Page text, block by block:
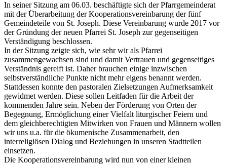
In seiner Sitzung am 06.03. beschäftigte sich der Pfarrgemeinderat
mit der Überarbeitung der Kooperationsvereinbarung der fünf
Gemeindeteile von St. Joseph. Diese Vereinbarung wurde 2017 vor
der Gründung der neuen Pfarrei St. Joseph zur gegenseitigen
Verständigung beschlossen.
In der Sitzung zeigte sich, wie sehr wir als Pfarrei
zusammengewachsen sind und damit Vertrauen und gegenseitiges
Verständnis gereift ist. Daher brauchen einige inzwischen
selbstverständliche Punkte nicht mehr eigens benannt werden.
Stattdessen konnte den pastoralen Zielsetzungen Aufmerksamkeit
gewidmet werden. Diese sollen Leitfaden für die Arbeit der
kommenden Jahre sein. Neben der Förderung von Orten der
Begegnung, Ermöglichung einer Vielfalt liturgischer Feiern und
dem gleichberechtigten Mitwirken von Frauen und Männern wollen
wir uns u.a. für die ökumenische Zusammenarbeit, den
interreligiösen Dialog und Beziehungen in unseren Stadtteilen
einsetzen.
Die Kooperationsvereinbarung wird nun von einer kleinen